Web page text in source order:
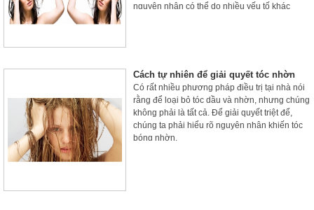
nguyên nhân có thể do nhiều yếu tố khác
Cách tự nhiên để giải quyết tóc nhờn
Có rất nhiều phương pháp điều trị tại nhà nói
rằng để loại bỏ tóc dầu và nhờn, nhưng chúng
không phải là tất cả. Để giải quyết triệt để,
chúng ta phải hiểu rõ nguyên nhân khiến tóc
bóng nhờn.